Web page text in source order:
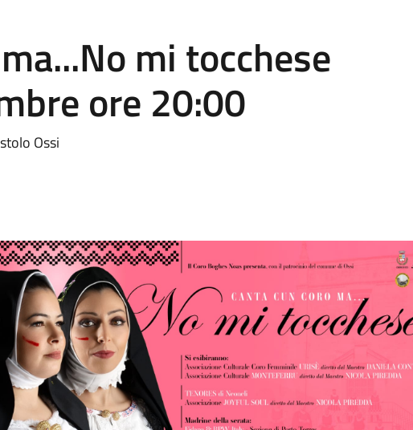
mi tocchese
ore 20:00
Ossi